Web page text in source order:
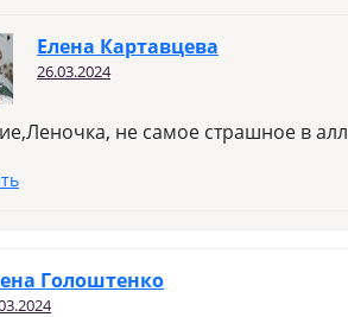
Елена Картавцева
26.03.2024
не самое страшное в
Голоштенко